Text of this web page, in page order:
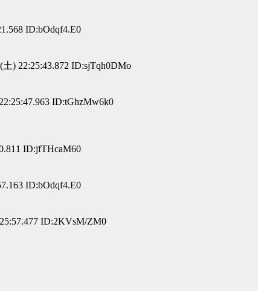
ID:bOdqf4.E0
土) 22:25:43.872 ID:sjTqh0DMo
ID:tGhzMw6k0
ID:jfTHcaM60
ID:bOdqf4.E0
ID:2KVsM/ZM0